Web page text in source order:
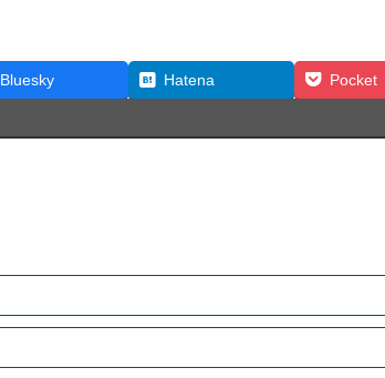
Bluesky Hatena Pocket